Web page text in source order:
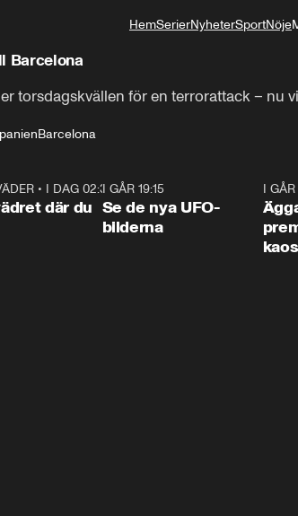
HemSerierNyheterSportNöje
Barcelona
torsdagskvällen för en terrorattack – nu
Barcelona
1:06
• I DAG 02:30
där du
I GÅR 19:15
Se de nya UFO-
bilderna
I GÅR